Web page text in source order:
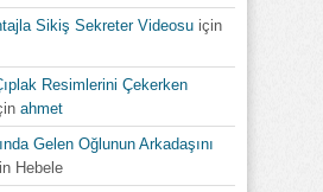
Sikiş Sekreter Videosu için
Resimlerini Çekerken
ahmet
Gelen Oğlunun Arkadaşını
Hebele